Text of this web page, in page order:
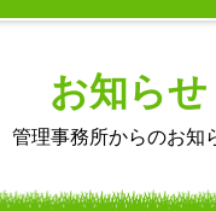
お知らせ
管理事務所からのお知